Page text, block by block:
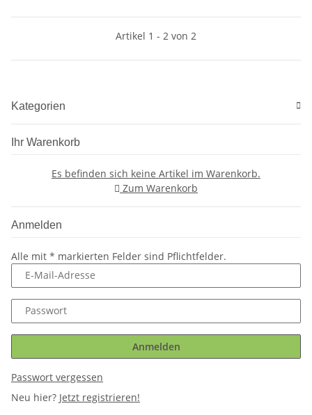
Artikel 1 - 2 von 2
Kategorien
Ihr Warenkorb
Es befinden sich keine Artikel im Warenkorb.
Zum Warenkorb
Anmelden
Alle mit * markierten Felder sind Pflichtfelder.
E-Mail-Adresse
Passwort
Anmelden
Passwort vergessen
Neu hier? Jetzt registrieren!